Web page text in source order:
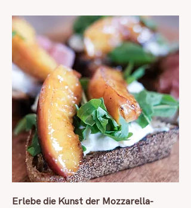
Erlebe die Kunst der Mozzarella-